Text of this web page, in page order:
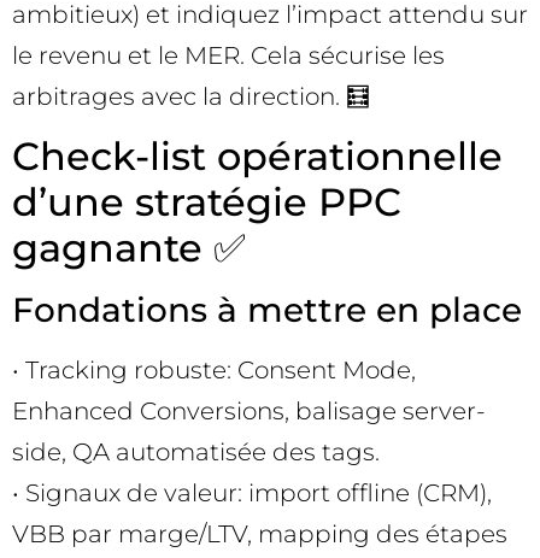
ambitieux) et indiquez l’impact attendu sur
le revenu et le MER. Cela sécurise les
arbitrages avec la direction. 🧮
Check-list opérationnelle
d’une stratégie PPC
gagnante ✅
Fondations à mettre en place
• Tracking robuste: Consent Mode,
Enhanced Conversions, balisage server-
side, QA automatisée des tags.
• Signaux de valeur: import offline (CRM),
VBB par marge/LTV, mapping des étapes